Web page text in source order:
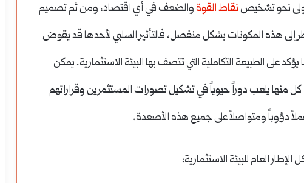
نحو تشخيص نقاط القوة والضعف في أي اقتصاد، ومن ثم تصميم
إلى هذه المكونات بشكل منفصل، فالتأثير السلبي لأحدها قد يقوض
على الطبيعة التكاملية التي تتصف بها البيئة الاستثمارية. يمكن
منها يلعب دوراً حيوياً في تشكيل تصورات المستثمرين وقراراتهم
عملاً دؤوباً ومتواصلاً على جميع هذه الأصعدة.
العام للبيئة الاستثمارية: